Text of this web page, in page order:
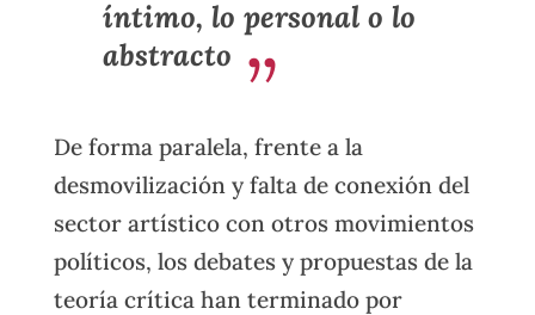
íntimo, lo personal o lo
abstracto
De forma paralela, frente a la
desmovilización y falta de conexión del
sector artístico con otros movimientos
políticos, los debates y propuestas de la
teoría crítica han terminado por